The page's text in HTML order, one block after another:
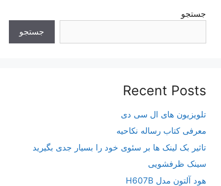
جستجو
جستجو
Recent Posts
تلویزیون های ال سی دی
معرفی کتاب رساله نکاحیه
تاثیر بک لینک ها بر سئوی خود را بسیار جدی بگیرید
سینک ظرفشویی
هود آلتون مدل H607B